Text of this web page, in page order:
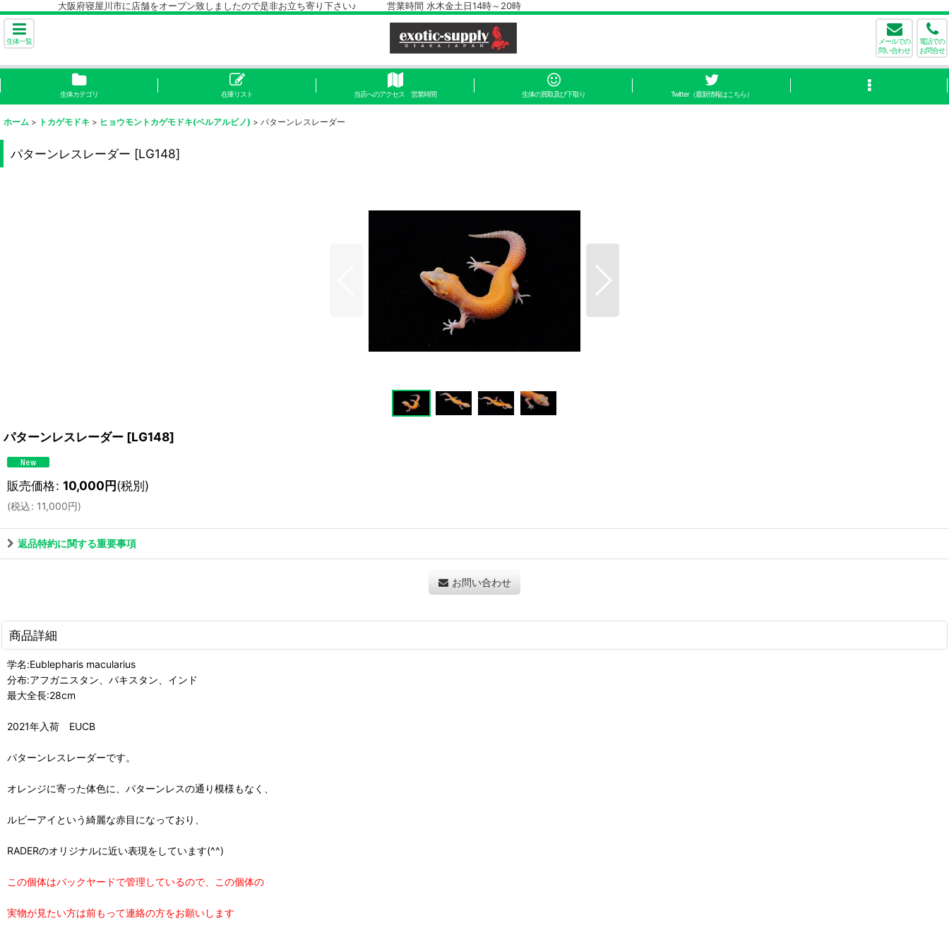
大阪府寝屋川市に店舗をオープン致しましたので是非お立ち寄り下さい♪ 営業時間 水木金土日14時～20時
生体一覧
メールでの
問い合わせ
電話での
お問合せ
生体カテゴリ 在庫リスト 当店へのアクセス 営業時間 生体の買取及び下取り Twitter（最新情報はこちら）
ホーム > トカゲモドキ > ヒョウモントカゲモドキ(ベルアルビノ) > パターンレスレーダー
パターンレスレーダー [LG148]
パターンレスレーダー [LG148]
販売価格: 10,000円(税別)
(税込: 11,000円)
返品特約に関する重要事項
お問い合わせ
商品詳細
学名:Eublepharis macularius
分布:アフガニスタン、パキスタン、インド
最大全長:28cm
2021年入荷 EUCB
パターンレスレーダーです。
オレンジに寄った体色に、パターンレスの通り模様もなく、
ルビーアイという綺麗な赤目になっており、
RADERのオリジナルに近い表現をしています(^^)
この個体はバックヤードで管理しているので、この個体の
実物が見たい方は前もって連絡の方をお願いします